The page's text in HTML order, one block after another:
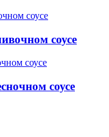
соусе
соусе